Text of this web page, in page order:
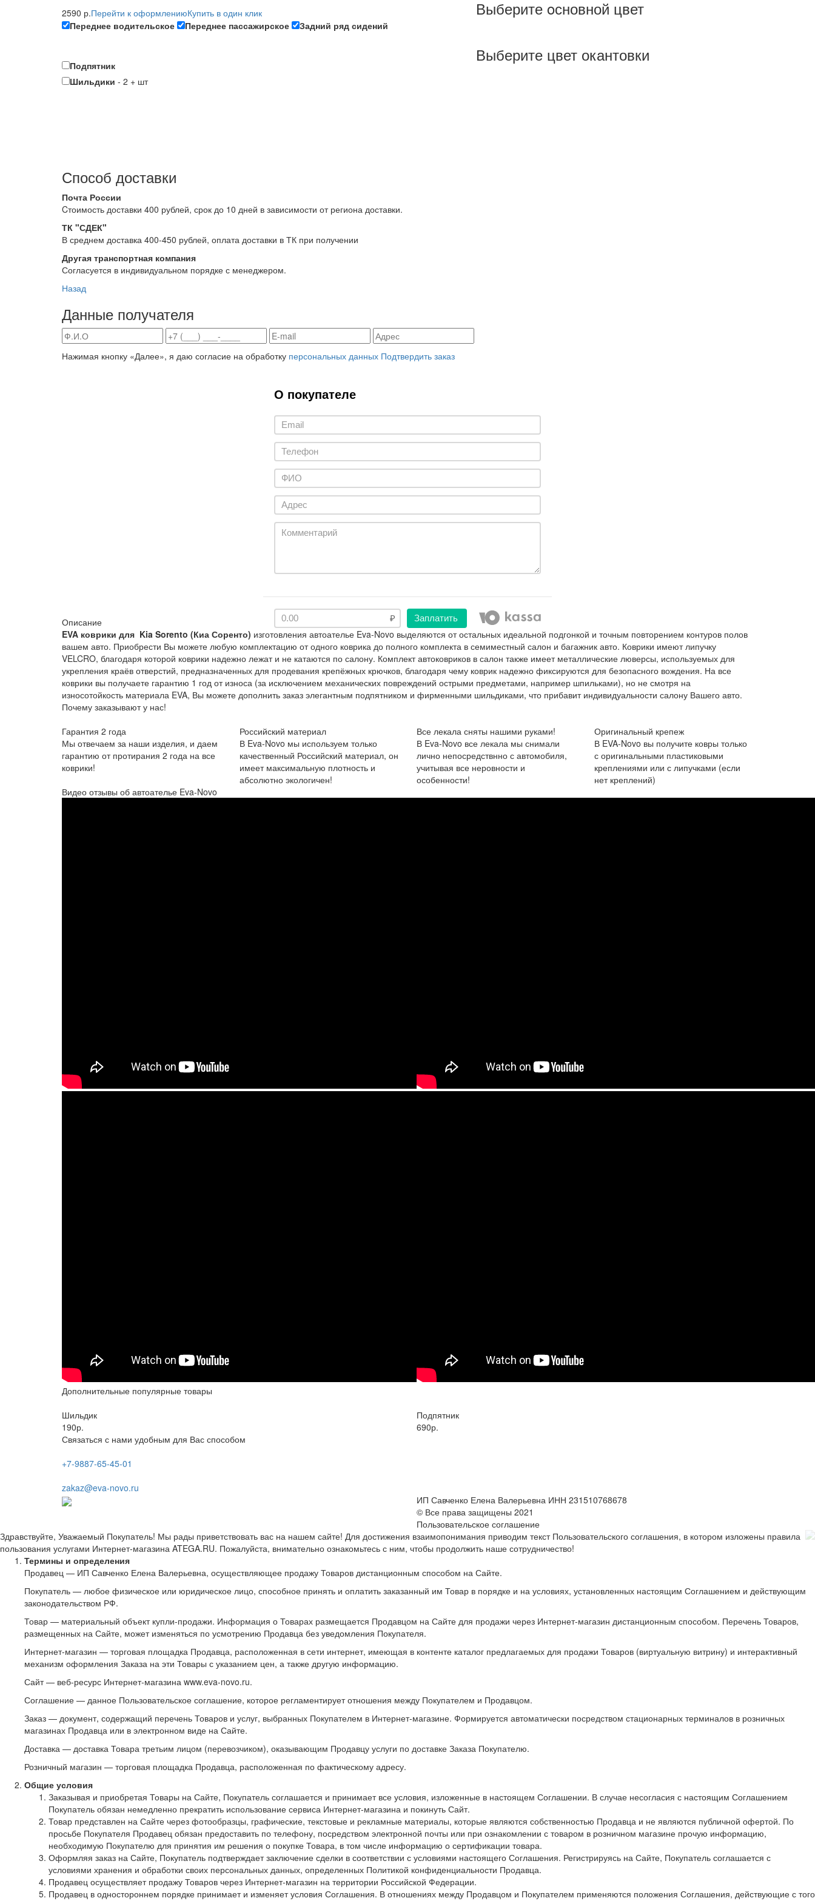
2590 р.Перейти к оформлениюКупить в один клик
Переднее водительское
Переднее пассажирское Задний ряд сидений
Подпятник
Шильдики - 2 + шт
Выберите oсновной цвет
Выберите цвет окантовки
Способ доставки
Почта России
Cтоимость доставки 400 рублей, срок до 10 дней в зависимости от региона доставки.
ТК "СДЕК"
В среднем доставка 400-450 рублей, оплата доставки в ТК при получении
Другая транспортная компания
Согласуется в индивидуальном порядке с менеджером.
Назад
Данные получателя
Нажимая кнопку «Далее», я даю согласие на обработку персональных данных Подтвердить заказ
О покупателе
Заплатить
Описание
EVA коврики для Kia Sorento (Киа Соренто) изготовления автоателье Eva-Novo выделяются от остальных идеальной подгонкой и точным повторением контуров полов
вашем авто. Приобрести Вы можете любую комплектацию от одного коврика до полного комплекта в семиместный салон и багажник авто. Коврики имеют липучку
VELCRO, благодаря которой коврики надежно лежат и не катаются по салону. Комплект автоковриков в салон также имеет металлические люверсы, используемых для
укрепления краёв отверстий, предназначенных для продевания крепёжных крючков, благодаря чему коврик надежно фиксируются для безопасного вождения. На все
коврики вы получаете гарантию 1 год от износа (за исключением механических повреждений острыми предметами, например шпильками), но не смотря на
износотойкость материала EVA, Вы можете дополнить заказ элегантным подпятником и фирменными шильдиками, что прибавит индивидуальности салону Вашего авто.
Почему заказывают у нас!
Гарантия 2 года
Мы отвечаем за наши изделия, и даем
гарантию от протирания 2 года на все
коврики!
Российский материал
В Eva-Novo мы используем только
качественный Российский материал, он
имеет максимальную плотность и
абсолютно экологичен!
Все лекала сняты нашими руками!
В Eva-Novo все лекала мы снимали
лично непосредствнно с автомобиля,
учитывая все неровности и
особенности!
Оригинальный крепеж
В EVA-Novo вы получите ковры только
с оригинальными пластиковыми
креплениями или с липучками (если
нет креплений)
Видео отзывы об автоателье Eva-Novo
Дополнительные популярные товары
Шильдик
190р.
Подпятник
690р.
Связаться с нами удобным для Вас способом
+7-9887-65-45-01
zakaz@eva-novo.ru
ИП Савченко Елена Валерьевна ИНН 231510768678
© Все права защищены 2021
Пользовательское соглашение
Здравствуйте, Уважаемый Покупатель! Мы рады приветствовать вас на нашем сайте! Для достижения взаимопонимания приводим текст Пользовательского соглашения, в котором изложены правила
пользования услугами Интернет-магазина ATEGA.RU. Пожалуйста, внимательно ознакомьтесь с ним, чтобы продолжить наше сотрудничество!
Термины и определения
Продавец — ИП Савченко Елена Валерьевна, осуществляющее продажу Товаров дистанционным способом на Сайте.
Покупатель — любое физическое или юридическое лицо, способное принять и оплатить заказанный им Товар в порядке и на условиях, установленных настоящим Соглашением и действующим
законодательством РФ.
Товар — материальный объект купли-продажи. Информация о Товарах размещается Продавцом на Сайте для продажи через Интернет-магазин дистанционным способом. Перечень Товаров,
размещенных на Сайте, может изменяться по усмотрению Продавца без уведомления Покупателя.
Интернет-магазин — торговая площадка Продавца, расположенная в сети интернет, имеющая в контенте каталог предлагаемых для продажи Товаров (виртуальную витрину) и интерактивный
механизм оформления Заказа на эти Товары с указанием цен, а также другую информацию.
Сайт — веб-ресурс Интернет-магазина www.eva-novo.ru.
Соглашение — данное Пользовательское соглашение, которое регламентирует отношения между Покупателем и Продавцом.
Заказ — документ, содержащий перечень Товаров и услуг, выбранных Покупателем в Интернет-магазине. Формируется автоматически посредством стационарных терминалов в розничных
магазинах Продавца или в электронном виде на Сайте.
Доставка — доставка Товара третьим лицом (перевозчиком), оказывающим Продавцу услуги по доставке Заказа Покупателю.
Розничный магазин — торговая площадка Продавца, расположенная по фактическому адресу.
Общие условия
Заказывая и приобретая Товары на Сайте, Покупатель соглашается и принимает все условия, изложенные в настоящем Соглашении. В случае несогласия с настоящим Соглашением
Покупатель обязан немедленно прекратить использование сервиса Интернет-магазина и покинуть Сайт.
Товар представлен на Сайте через фотообразцы, графические, текстовые и рекламные материалы, которые являются собственностью Продавца и не являются публичной офертой. По
просьбе Покупателя Продавец обязан предоставить по телефону, посредством электронной почты или при ознакомлении с товаром в розничном магазине прочую информацию,
необходимую Покупателю для принятия им решения о покупке Товара, в том числе информацию о сертификации товара.
Оформляя заказ на Сайте, Покупатель подтверждает заключение сделки в соответствии с условиями настоящего Соглашения. Регистрируясь на Сайте, Покупатель соглашается с
условиями хранения и обработки своих персональных данных, определенных Политикой конфиденциальности Продавца.
Продавец осуществляет продажу Товаров через Интернет-магазин на территории Российской Федерации.
Продавец в одностороннем порядке принимает и изменяет условия Соглашения. В отношениях между Продавцом и Покупателем применяются положения Соглашения, действующие с того